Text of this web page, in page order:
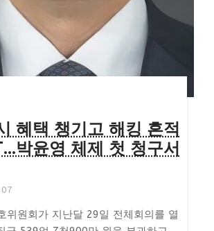
혜택 챙기고 해킹 흔적
박윤영 체제 첫 청구서
위원회가 지난달 29일 전체회의를 열